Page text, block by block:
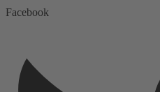
Facebook